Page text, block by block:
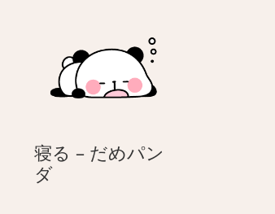
パ
ン
ダ
寝る – だめパン
ダ寝